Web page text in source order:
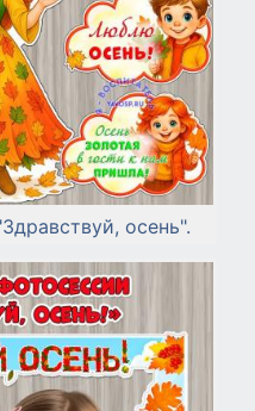
осень".